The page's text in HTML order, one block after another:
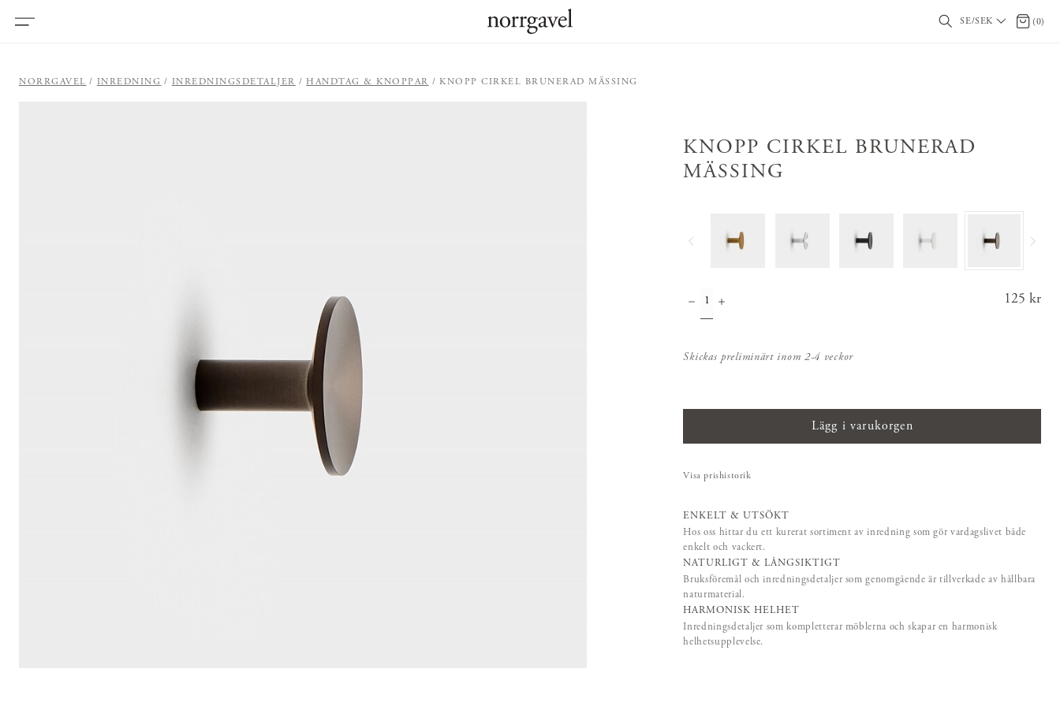
SE/SEK 0 (0)
NORRGAVEL INREDNING INREDNINGSDETALJER HANDTAG & KNOPPAR KNOPP CIRKEL BRUNERAD MÄSSING
KNOPP CIRKEL BRUNERAD
MÄSSING
Pris :
125 kr
Skickas preliminärt inom 2-4 veckor
Lägg i varukorgen
Visa prishistorik
ENKELT & UTSÖKT
Hos oss hittar du ett kurerat sortiment av inredning som gör vardagslivet både
enkelt och vackert.
NATURLIGT & LÅNGSIKTIGT
Bruksföremål och inredningsdetaljer som genomgående är tillverkade av hållbara
naturmaterial.
HARMONISK HELHET
Inredningsdetaljer som kompletterar möblerna och skapar en harmonisk
helhetsupplevelse.